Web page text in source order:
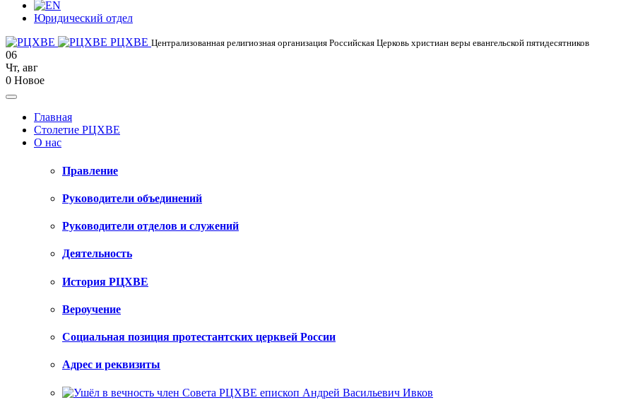
Юридический отдел
РЦХВЕ Централизованная религиозная организация Российская Церковь христиан веры евангельской пятидесятников
06
Чт, авг
0 Новое
Главная
Столетие РЦХВЕ
О нас
Правление
Руководители объединений
Руководители отделов и служений
Деятельность
История РЦХВЕ
Вероучение
Социальная позиция протестантских церквей России
Адрес и реквизиты